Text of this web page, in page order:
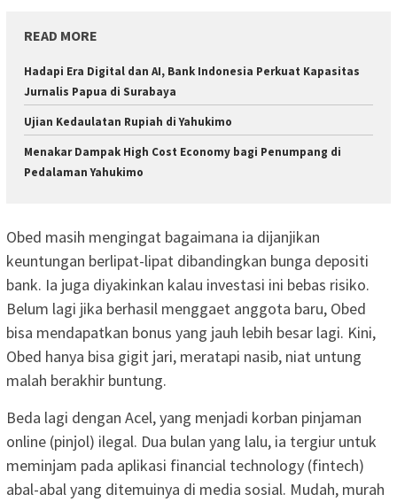
READ MORE
Hadapi Era Digital dan AI, Bank Indonesia Perkuat Kapasitas
Jurnalis Papua di Surabaya
Ujian Kedaulatan Rupiah di Yahukimo
Menakar Dampak High Cost Economy bagi Penumpang di
Pedalaman Yahukimo
Obed masih mengingat bagaimana ia dijanjikan
keuntungan berlipat-lipat dibandingkan bunga depositi
bank. Ia juga diyakinkan kalau investasi ini bebas risiko.
Belum lagi jika berhasil menggaet anggota baru, Obed
bisa mendapatkan bonus yang jauh lebih besar lagi. Kini,
Obed hanya bisa gigit jari, meratapi nasib, niat untung
malah berakhir buntung.
Beda lagi dengan Acel, yang menjadi korban pinjaman
online (pinjol) ilegal. Dua bulan yang lalu, ia tergiur untuk
meminjam pada aplikasi financial technology (fintech)
abal-abal yang ditemuinya di media sosial. Mudah, murah